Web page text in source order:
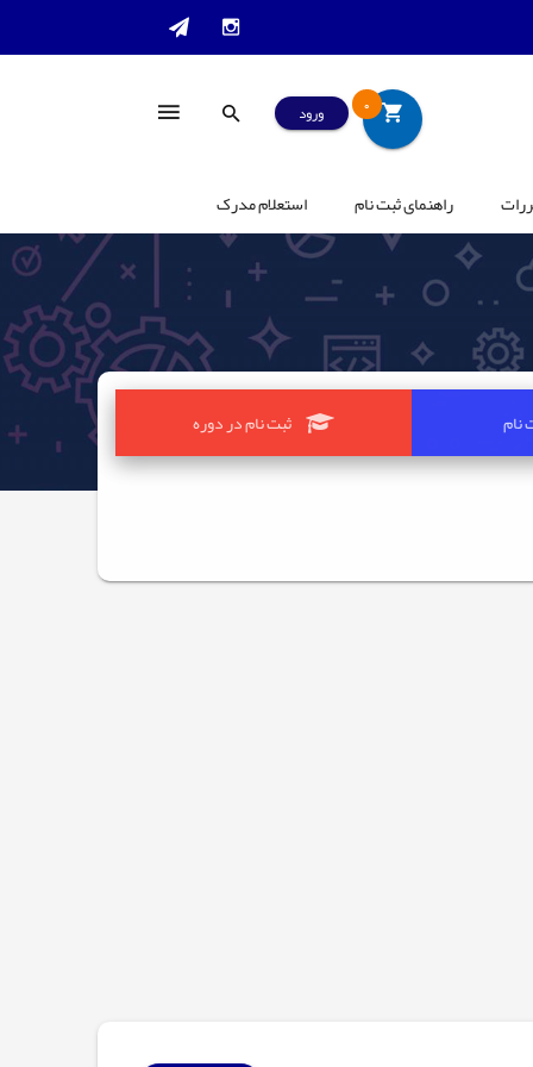
0 ورود
راهنمای ثبت نام استعلام مدرک
ثبت نام در دوره